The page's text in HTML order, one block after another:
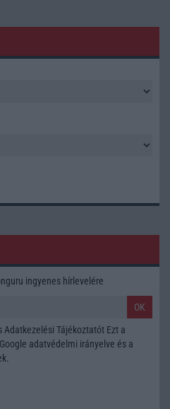
ingyenes hírlevelére
OK
Adatkezelési Tájékoztatót Ezt a
adatvédelmi irányelve és a